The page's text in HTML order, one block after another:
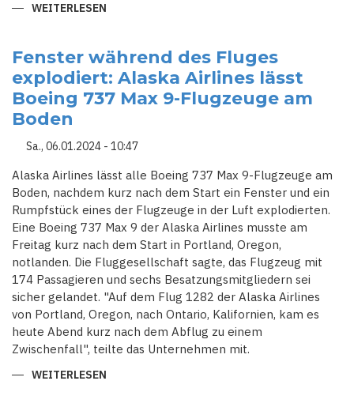
WEITERLESEN
NACH
NOTLANDUNG
ÜBERPRÜFUNG
VON
170
BOEING-
Fenster während des Fluges
explodiert: Alaska Airlines lässt
Boeing 737 Max 9-Flugzeuge am
Boden
Sa., 06.01.2024 - 10:47
Alaska Airlines lässt alle Boeing 737 Max 9-Flugzeuge am
Boden, nachdem kurz nach dem Start ein Fenster und ein
Rumpfstück eines der Flugzeuge in der Luft explodierten.
Eine Boeing 737 Max 9 der Alaska Airlines musste am
Freitag kurz nach dem Start in Portland, Oregon,
notlanden. Die Fluggesellschaft sagte, das Flugzeug mit
174 Passagieren und sechs Besatzungsmitgliedern sei
sicher gelandet. "Auf dem Flug 1282 der Alaska Airlines
von Portland, Oregon, nach Ontario, Kalifornien, kam es
heute Abend kurz nach dem Abflug zu einem
Zwischenfall", teilte das Unternehmen mit.
WEITERLESEN